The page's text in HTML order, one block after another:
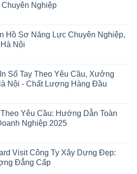
Chuyên Nghiệp
Hồ Sơ Năng Lực Chuyên Nghiệp,
Nội
Sổ Tay Theo Yêu Cầu, Xưởng
Nội - Chất Lượng Hàng Đầu
Theo Yêu Cầu: Hướng Dẫn Toàn
Nghiệp 2025
Visit Công Ty Xây Dựng Đẹp:
Đẳng Cấp